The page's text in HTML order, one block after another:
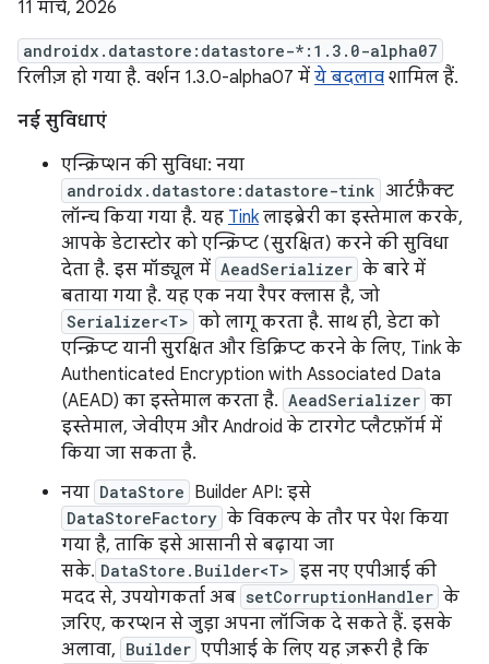
11 मार्च, 2026
androidx.datastore:datastore-*:1.3.0-alpha07
रिलीज़ हो गया है. वर्शन 1.3.0-alpha07 में ये बदलाव शामिल हैं.
नई सुविधाएं
एन्क्रिप्शन की सुविधा: नया
androidx.datastore:datastore-tink आर्टफ़ैक्ट
लॉन्च किया गया है. यह Tinkलाइब्रेरी का इस्तेमाल करके,
आपके डेटास्टोर को एन्क्रिप्ट (सुरक्षित) करने की सुविधा
देता है. इस मॉड्यूल में AeadSerializer के बारे में
बताया गया है. यह एक नया रैपर क्लास है, जो
Serializer<T> को लागू करता है. साथ ही, डेटा को
एन्क्रिप्ट यानी सुरक्षित और डिक्रिप्ट करने के लिए, Tink के
Authenticated Encryption with Associated Data
(AEAD) का इस्तेमाल करता है. AeadSerializer का
इस्तेमाल, जेवीएम और Android के टारगेट प्लैटफ़ॉर्म में
किया जा सकता है.
नया DataStore Builder API: इसे
DataStoreFactory के विकल्प के तौर पर पेश किया
गया है, ताकि इसे आसानी से बढ़ाया जा
सके. DataStore.Builder<T> इस नए एपीआई की
मदद से, उपयोगकर्ता अब setCorruptionHandler के
ज़रिए, करप्शन से जुड़ा अपना लॉजिक दे सकते हैं. इसके
अलावा, Builder एपीआई के लिए यह ज़रूरी है कि